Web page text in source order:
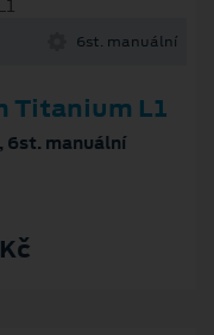
6st. manuální
Titanium L1
6st. manuální